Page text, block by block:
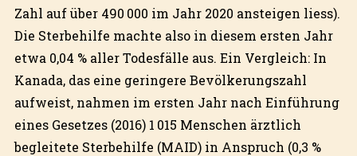
Zahl auf über 490 000 im Jahr 2020 ansteigen liess).
Die Sterbehilfe machte also in diesem ersten Jahr
etwa 0,04 % aller Todesfälle aus. Ein Vergleich: In
Kanada, das eine geringere Bevölkerungszahl
aufweist, nahmen im ersten Jahr nach Einführung
eines Gesetzes (2016) 1 015 Menschen ärztlich
begleitete Sterbehilfe (MAID) in Anspruch (0,3 %